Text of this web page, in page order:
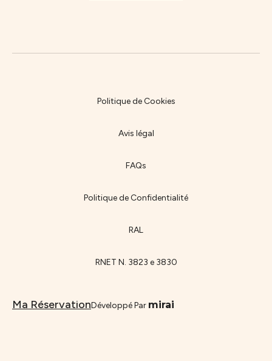
Politique de Cookies
Avis légal
FAQs
Politique de Confidentialité
RAL
RNET N. 3823 e 3830
Ma RéservationDéveloppé Par mirai